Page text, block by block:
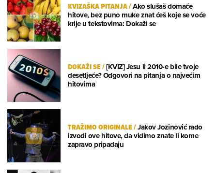
KVIZAŠKA PITANJA/Ako slušaš domaće
hitove, bez puno muke znat ćeš koje se voće
krije u tekstovima: Dokaži se
DOKAŽI SE/[KVIZ] Jesu li 2010-e bile tvoje
desetljeće? Odgovori na pitanja o najvećim
hitovima
TRAŽIMO ORIGINALE/Jakov Jozinović rado
izvodi ove hitove, da vidimo znate li kome
zapravo pripadaju